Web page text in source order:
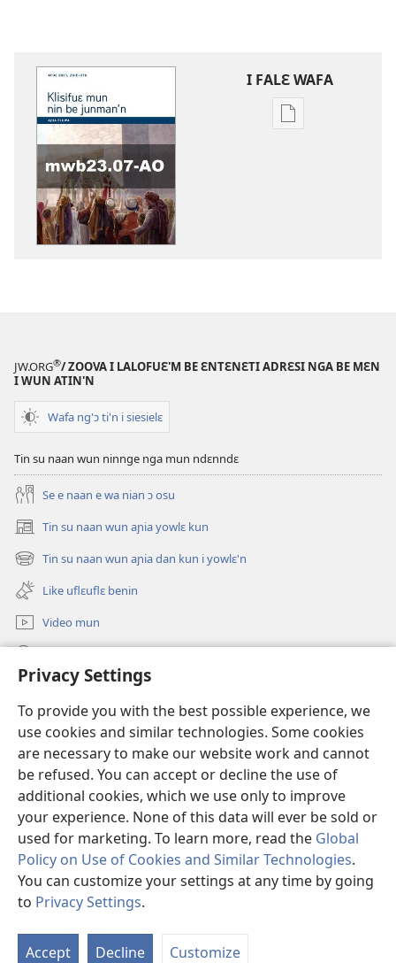
Privacy Settings
To provide you with the best possible experience, we
use cookies and similar technologies. Some cookies
are necessary to make our website work and cannot
be refused. You can accept or decline the use of
additional cookies, which we use only to improve
your experience. None of this data will ever be sold or
used for marketing. To learn more, read the Global
Policy on Use of Cookies and Similar Technologies.
You can customize your settings at any time by going
to Privacy Settings.
Accept Decline Customize
I FALƐ WAFA
Nga
KLISIFUƐ
JW.ORG®/ ZOOVA I LALOFUƐ'M BE ƐNTƐNƐTI ADRƐSI NGA BE MƐN
I WUN ATIN'N
Wafa ng'ɔ ti'n i siesielɛ
Tin su naan wun ninnge nga mun ndɛnndɛ
Se e naan e wa nian ɔ osu
Tin su naan wun aɲia yowlɛ kun
(opens
new
window)
Tin su naan wun aɲia dan kun i yowlɛ'n
(opens
new
window)
Like uflɛuflɛ benin
Video mun
(opens
window)ƐNTƐNƐTI SU FLUWA SIEWLƐ Watchtower™
(opens
new
window)JW Hub ®
(opens
new
window)
Copyright© 2026 Watch Tower Bible and Tract Society of Pennsylvania.
I SU JUNMAN DILƐ'N I SU MMLA MUN